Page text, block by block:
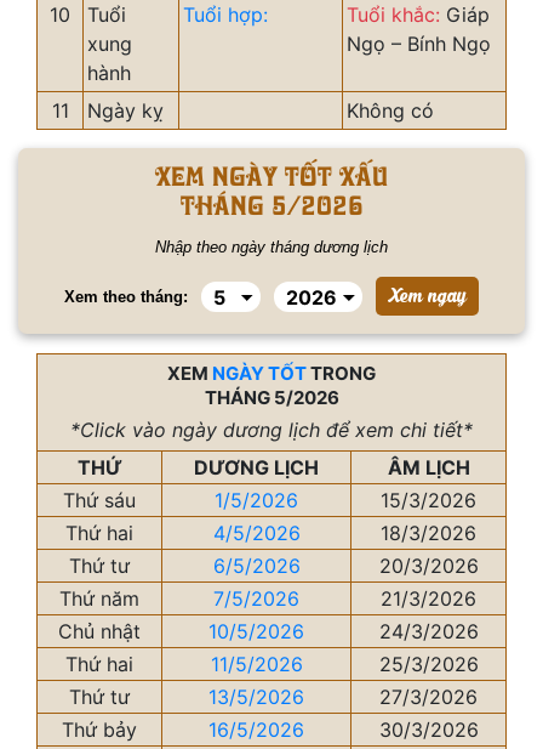
10
Tuổi
xung
hành
Tuổi hợp: Tuổi khắc: Giáp
Ngọ – Bính Ngọ
11 Ngày kỵ Không có
Xem ngày tốt xấu
tháng 5/2026
Nhập theo ngày tháng dương lịch
Xem theo tháng:
XEM NGÀY TỐTTRONG
THÁNG 5/2026
*Click vào ngày dương lịch để xem chi tiết*
THỨ
DƯƠNG LỊCH
ÂM LỊCH
Thứ sáu
1/5/2026
15/3/2026
Thứ hai
4/5/2026
18/3/2026
Thứ tư
6/5/2026
20/3/2026
Thứ năm
7/5/2026
21/3/2026
Chủ nhật
10/5/2026
24/3/2026
Thứ hai
11/5/2026
25/3/2026
Thứ tư
13/5/2026
27/3/2026
Thứ bảy
16/5/2026
30/3/2026